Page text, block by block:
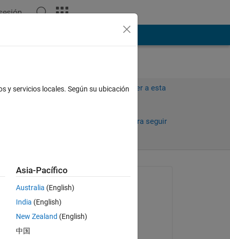
Iniciar sesión para responder a esta
Iniciar sesión para seguir
el 1 de Feb. de 2024
y servicios locales. Según su ubicación
Asia-Pacífico
Australia (English)
India (English)
New Zealand (English)
中国